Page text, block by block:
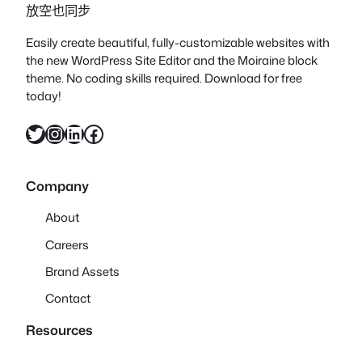
放空也同步
Easily create beautiful, fully-customizable websites with
the new WordPress Site Editor and the Moiraine block
theme. No coding skills required. Download for free
today!
X InstagramLinkedIn Facebook
Company
About
Careers
Brand Assets
Contact
Resources